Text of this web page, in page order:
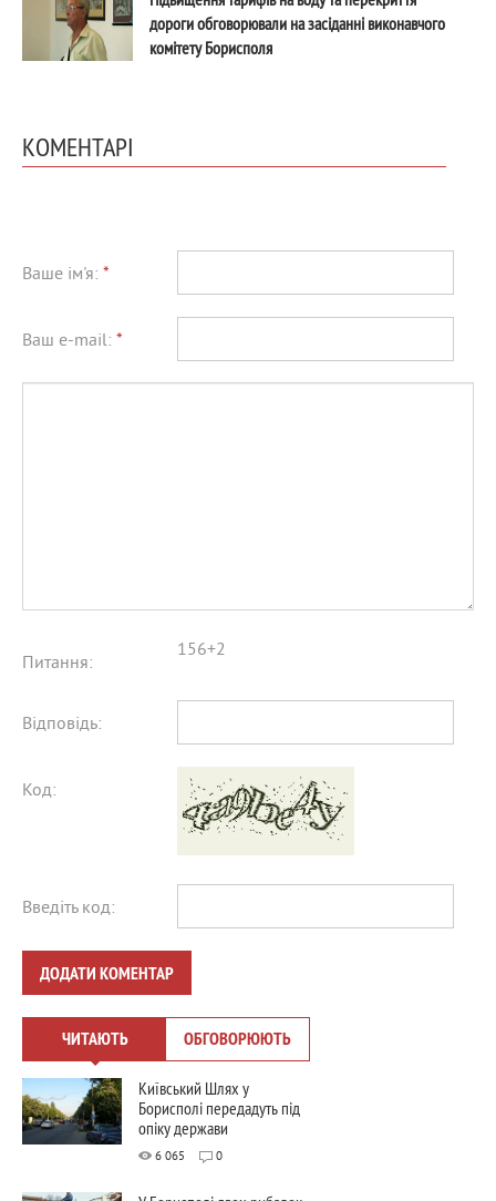
дороги обговорювали на засіданні виконавчого
комітету Борисполя
КОМЕНТАРІ
Ваше ім'я: *
Ваш e-mail: *
Питання:
156+2
Відповідь:
Код:
Введіть код:
ДОДАТИ КОМЕНТАР
ЧИТАЮТЬ ОБГОВОРЮЮТЬ
Київський Шлях у
Борисполі передадуть під
опіку держави
6 065 0